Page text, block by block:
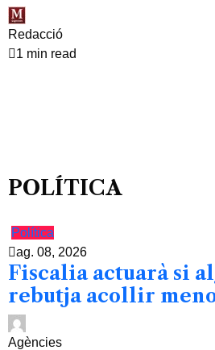
Redacció
1 min read
POLÍTICA
Política
ag. 08, 2026
Fiscalia actuarà si
rebutja acollir
Agències